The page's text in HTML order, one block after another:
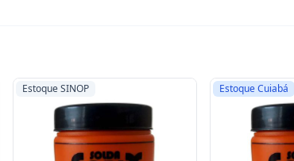
Estoque SINOP Estoque Cuiabá